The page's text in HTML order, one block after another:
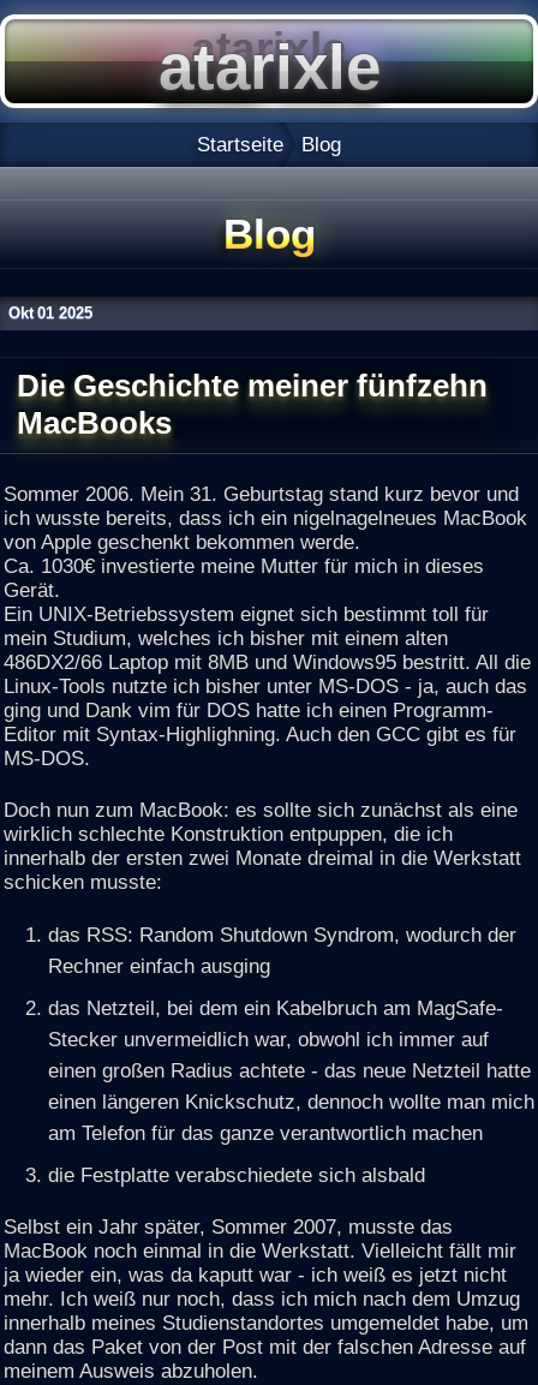
Startseite Blog
Blog
Okt 01 2025
Die Geschichte meiner fünfzehn
MacBooks
Sommer 2006. Mein 31. Geburtstag stand kurz bevor und
ich wusste bereits, dass ich ein nigelnagelneues MacBook
von Apple geschenkt bekommen werde.
Ca. 1030€ investierte meine Mutter für mich in dieses
Gerät.
Ein UNIX-Betriebssystem eignet sich bestimmt toll für
mein Studium, welches ich bisher mit einem alten
486DX2/66 Laptop mit 8MB und Windows95 bestritt. All die
Linux-Tools nutzte ich bisher unter MS-DOS - ja, auch das
ging und Dank vim für DOS hatte ich einen Programm-
Editor mit Syntax-Highlighning. Auch den GCC gibt es für
MS-DOS.
Doch nun zum MacBook: es sollte sich zunächst als eine
wirklich schlechte Konstruktion entpuppen, die ich
innerhalb der ersten zwei Monate dreimal in die Werkstatt
schicken musste:
das RSS: Random Shutdown Syndrom, wodurch der
Rechner einfach ausging
das Netzteil, bei dem ein Kabelbruch am MagSafe-
Stecker unvermeidlich war, obwohl ich immer auf
einen großen Radius achtete - das neue Netzteil hatte
einen längeren Knickschutz, dennoch wollte man mich
am Telefon für das ganze verantwortlich machen
die Festplatte verabschiedete sich alsbald
Selbst ein Jahr später, Sommer 2007, musste das
MacBook noch einmal in die Werkstatt. Vielleicht fällt mir
ja wieder ein, was da kaputt war - ich weiß es jetzt nicht
mehr. Ich weiß nur noch, dass ich mich nach dem Umzug
innerhalb meines Studienstandortes umgemeldet habe, um
dann das Paket von der Post mit der falschen Adresse auf
meinem Ausweis abzuholen.